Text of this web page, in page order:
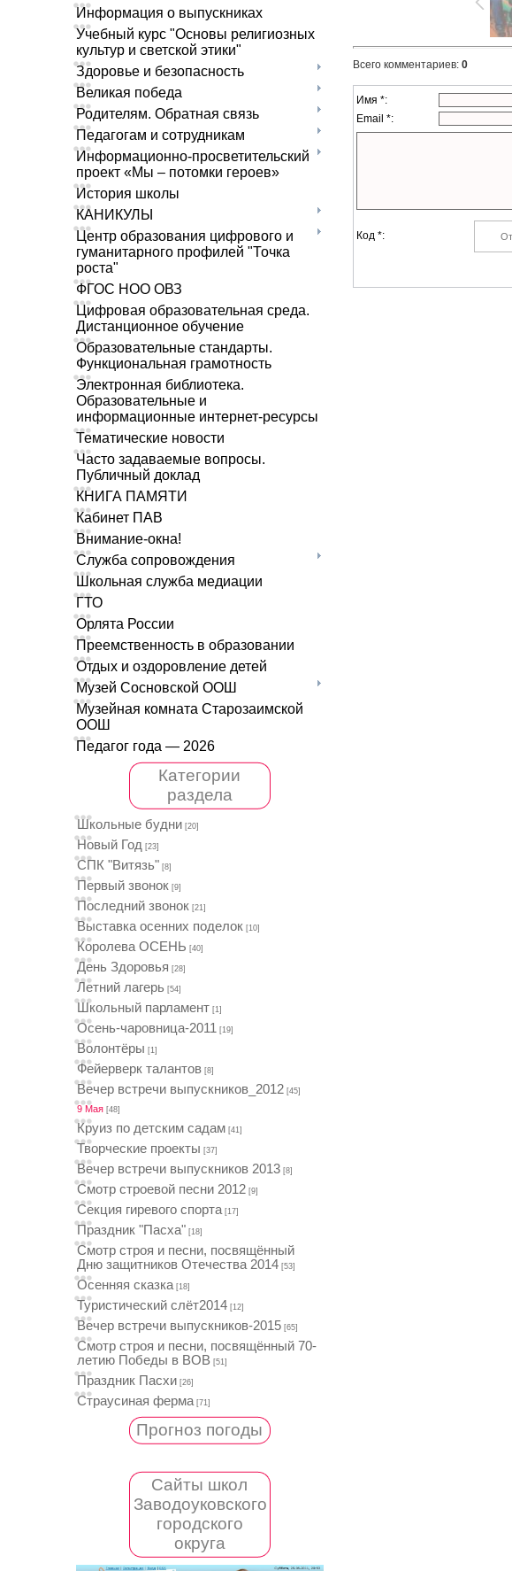
Информация о выпускниках
Учебный курс "Основы религиозных
культур и светской этики"
Здоровье и безопасность
Великая победа
Родителям. Обратная связь
Педагогам и сотрудникам
Информационно-просветительский
проект «Мы – потомки героев»
История школы
КАНИКУЛЫ
Центр образования цифрового и
гуманитарного профилей "Точка
роста"
ФГОС НОО ОВЗ
Цифровая образовательная среда.
Дистанционное обучение
Образовательные стандарты.
Функциональная грамотность
Электронная библиотека.
Образовательные и
информационные интернет-ресурсы
Тематические новости
Часто задаваемые вопросы.
Публичный доклад
КНИГА ПАМЯТИ
Кабинет ПАВ
Внимание-окна!
Служба сопровождения
Школьная служба медиации
ГТО
Орлята России
Преемственность в образовании
Отдых и оздоровление детей
Музей Сосновской ООШ
Музейная комната Старозаимской
ООШ
Педагог года — 2026
Категории
раздела
Школьные будни [20]
Новый Год [23]
СПК "Витязь" [8]
Первый звонок [9]
Последний звонок [21]
Выставка осенних поделок [10]
Королева ОСЕНЬ [40]
День Здоровья [28]
Летний лагерь [54]
Школьный парламент [1]
Осень-чаровница-2011 [19]
Волонтёры [1]
Фейерверк талантов [8]
Вечер встречи выпускников_2012 [45]
9 Мая [48]
Круиз по детским садам [41]
Творческие проекты [37]
Вечер встречи выпускников 2013 [8]
Смотр строевой песни 2012 [9]
Секция гиревого спорта [17]
Праздник "Пасха" [18]
Смотр строя и песни, посвящённый
Дню защитников Отечества 2014 [53]
Осенняя сказка [18]
Туристический слёт2014 [12]
Вечер встречи выпускников-2015 [65]
Смотр строя и песни, посвящённый 70-
летию Победы в ВОВ [51]
Праздник Пасхи [26]
Страусиная ферма [71]
Прогноз погоды
Сайты школ
Заводоуковского
городского
округа
Всего комментариев: 0
Имя *:
Email *:
Код *: